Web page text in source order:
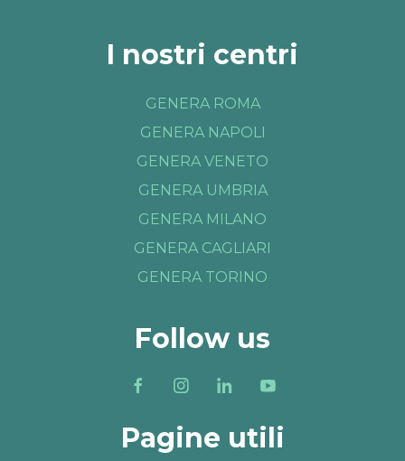
I nostri centri
GENERA ROMA
GENERA NAPOLI
GENERA VENETO
GENERA UMBRIA
GENERA MILANO
GENERA CAGLIARI
GENERA TORINO
Follow us
Pagine utili